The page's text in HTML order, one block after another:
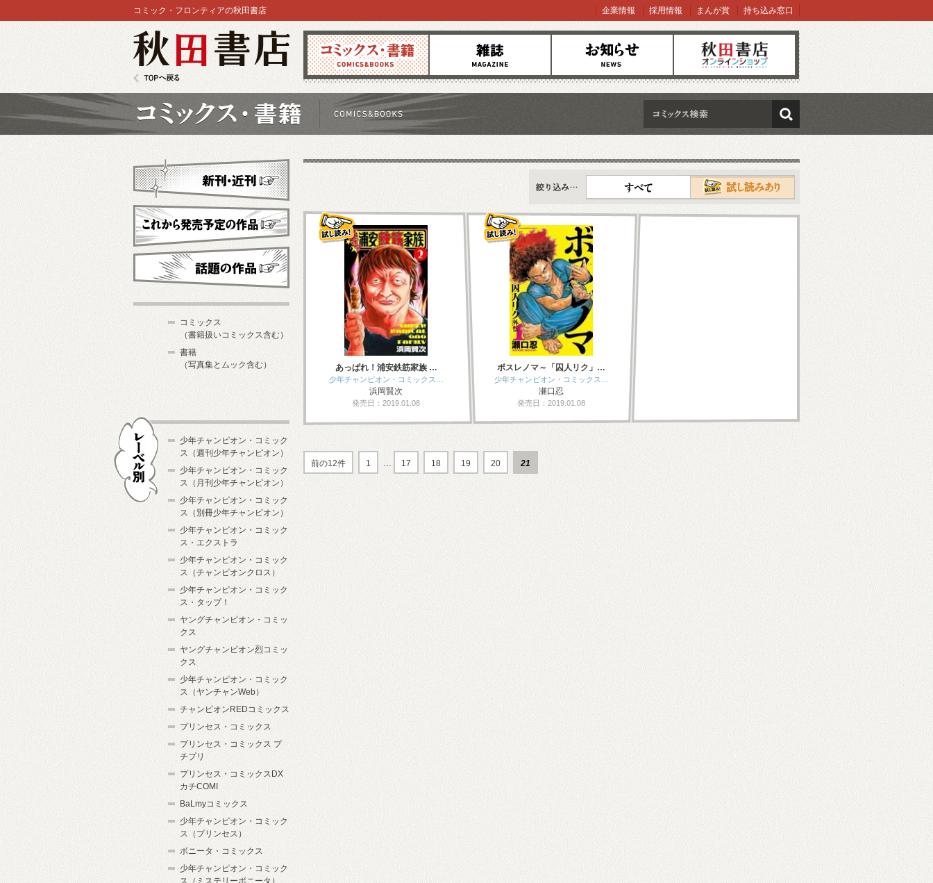
コミックス 雑誌 お知らせ オンラインショップ
コミック・フロンティアの秋田書店 企業情報 採用情報 まんが賞 持ち込み窓口
検索
新刊情報
すべて
あっぱれ！浦安鉄筋家族 …
少年チャンピオン・コミックス…
浜岡賢次
発売日：2019.01.08
ボスレノマ～「囚人リク」…
少年チャンピオン・コミックス…
瀬口忍
発売日：2019.01.08
前の12件 1 … 17 18 19 20 21
新刊・近刊
これから発売予定
コミックス
（書籍扱いコミックス含む）
書籍
（写真集とムック含む）
少年チャンピオン・コミック
ス（週刊少年チャンピオン）
少年チャンピオン・コミック
ス（月刊少年チャンピオン）
少年チャンピオン・コミック
ス（別冊少年チャンピオン）
少年チャンピオン・コミック
ス・エクストラ
少年チャンピオン・コミック
ス（チャンピオンクロス）
少年チャンピオン・コミック
ス・タップ！
ヤングチャンピオン・コミッ
クス
ヤングチャンピオン烈コミッ
クス
少年チャンピオン・コミック
ス（ヤンチャンWeb）
チャンピオンREDコミックス
プリンセス・コミックス
プリンセス・コミックス プ
チプリ
プリンセス・コミックスDX
カチCOMI
BaLmyコミックス
少年チャンピオン・コミック
ス（プリンセス）
ボニータ・コミックス
少年チャンピオン・コミック
ス（ミステリーボニータ）